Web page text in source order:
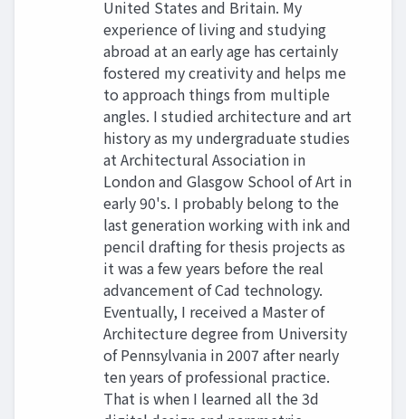
United States and Britain. My
experience of living and studying
abroad at an early age has certainly
fostered my creativity and helps me
to approach things from multiple
angles. I studied architecture and art
history as my undergraduate studies
at Architectural Association in
London and Glasgow School of Art in
early 90's. I probably belong to the
last generation working with ink and
pencil drafting for thesis projects as
it was a few years before the real
advancement of Cad technology.
Eventually, I received a Master of
Architecture degree from University
of Pennsylvania in 2007 after nearly
ten years of professional practice.
That is when I learned all the 3d